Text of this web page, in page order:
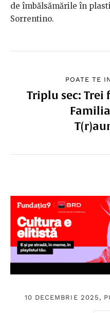
de îmbălsămările în
Sorrentino.
POATE TE
Triplu sec: Trei
10 DECEMBRIE 2025,